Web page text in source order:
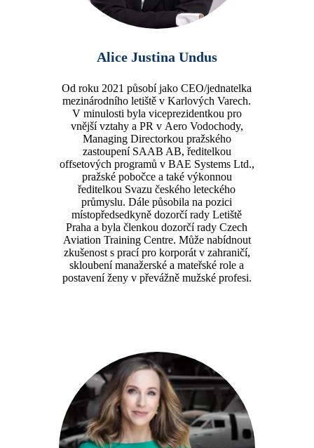
Alice Justina Undus
Od roku 2021 působí jako CEO/jednatelka
mezinárodního letiště v Karlových Varech.
V minulosti byla viceprezidentkou pro
vnější vztahy a PR v Aero Vodochody,
Managing Directorkou pražského
zastoupení SAAB AB, ředitelkou
offsetových programů v BAE Systems Ltd.,
pražské pobočce a také výkonnou
ředitelkou Svazu českého leteckého
průmyslu. Dále působila na pozici
místopředsedkyně dozorčí rady Letiště
Praha a byla členkou dozorčí rady Czech
Aviation Training Centre. Může nabídnout
zkušenost s prací pro korporát v zahraničí,
skloubení manažerské a mateřské role a
postavení ženy v převážně mužské profesi.